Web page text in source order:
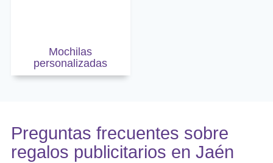
Mochilas
personalizadas
Preguntas frecuentes sobre
regalos publicitarios en Jaén